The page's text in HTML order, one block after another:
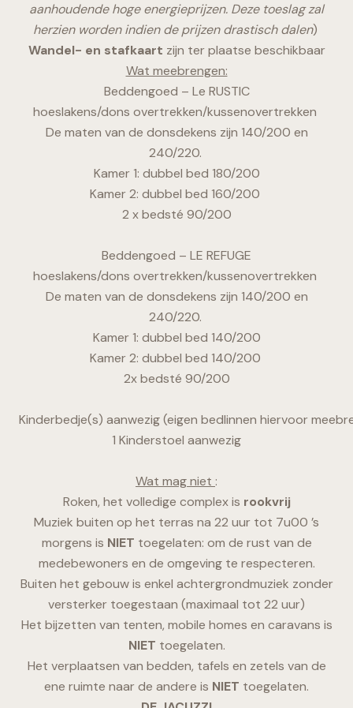
aanhoudende hoge energieprijzen. Deze toeslag zal
herzien worden indien de prijzen drastisch dalen)
Wandel- en stafkaart zijn ter plaatse beschikbaar
Wat meebrengen:
Beddengoed – Le RUSTIC
hoeslakens/dons overtrekken/kussenovertrekken
De maten van de donsdekens zijn 140/200 en
240/220.
Kamer 1: dubbel bed 180/200
Kamer 2: dubbel bed 160/200
2 x bedsté 90/200
Beddengoed – LE REFUGE
hoeslakens/dons overtrekken/kussenovertrekken
De maten van de donsdekens zijn 140/200 en
240/220.
Kamer 1: dubbel bed 140/200
Kamer 2: dubbel bed 140/200
2x bedsté 90/200
Kinderbedje(s) aanwezig (eigen bedlinnen hiervoor
1 Kinderstoel aanwezig
Wat mag niet :
Roken, het volledige complex is rookvrij
Muziek buiten op het terras na 22 uur tot 7u00 ’s
morgens is NIET toegelaten: om de rust van de
medebewoners en de omgeving te respecteren.
Buiten het gebouw is enkel achtergrondmuziek zonder
versterker toegestaan (maximaal tot 22 uur)
Het bijzetten van tenten, mobile homes en caravans is
NIET toegelaten.
Het verplaatsen van bedden, tafels en zetels van de
ene ruimte naar de andere is NIET toegelaten.